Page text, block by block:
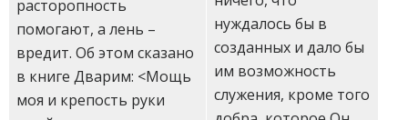
расторопность
помогают, а лень –
вредит. Об этом сказано
в книге Дварим: <Мощь
моя и крепость руки
нуждалось бы в
созданных и дало бы
им возможность
служения, кроме того